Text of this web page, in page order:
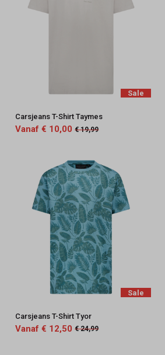
Sale
Carsjeans T-Shirt Taymes
Vanaf € 10,00 € 19,99
Sale
Carsjeans T-Shirt Tyor
Vanaf € 12,50 € 24,99